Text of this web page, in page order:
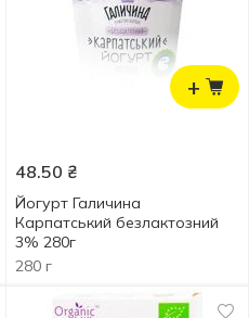
+
48.50 ₴
Йогурт Галичина
Карпатський безлактозний
3% 280г
280 г